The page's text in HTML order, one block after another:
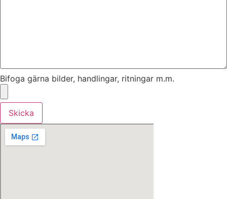
Bifoga gärna bilder, handlingar, ritningar m.m.
Skicka